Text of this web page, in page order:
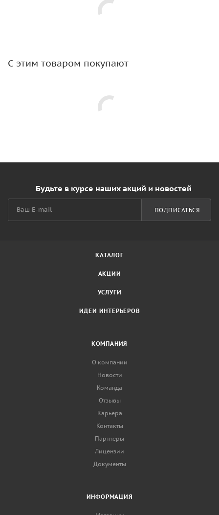
С этим товаром покупают
Будьте в курсе наших акций и новостей
ПОДПИСАТЬСЯ
КАТАЛОГ
АКЦИИ
УСЛУГИ
ИДЕИ ИНТЕРЬЕРОВ
КОМПАНИЯ
О компании
Новости
Команда
Отзывы
Карьера
Контакты
Партнеры
Лицензии
Документы
ИНФОРМАЦИЯ